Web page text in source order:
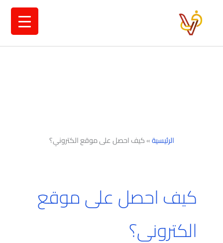
الرئيسية»كيف احصل على موقع الكتروني؟
كيف احصل على موقع
الكتروني؟